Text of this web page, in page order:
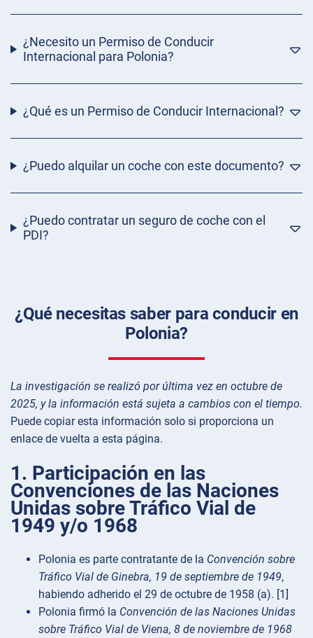
¿Necesito un Permiso de Conducir
Internacional para Polonia?
¿Qué es un Permiso de Conducir Internacional?
¿Puedo alquilar un coche con este documento?
¿Puedo contratar un seguro de coche con el
PDI?
¿Qué necesitas saber para conducir en
Polonia?
La investigación se realizó por última vez en octubre de
2025, y la información está sujeta a cambios con el tiempo.
Puede copiar esta información solo si proporciona un
enlace de vuelta a esta página.
1. Participación en las
Convenciones de las Naciones
Unidas sobre Tráfico Vial de
1949 y/o 1968
Polonia es parte contratante de la Convención sobre
Tráfico Vial de Ginebra, 19 de septiembre de 1949,
habiendo adherido el 29 de octubre de 1958 (a). [1]
Polonia firmó la Convención de las Naciones Unidas
sobre Tráfico Vial de Viena, 8 de noviembre de 1968